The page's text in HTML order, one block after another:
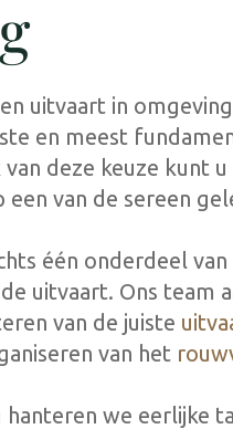
uitvaart in
en meest
deze keuze kunt
van de sereen
één onderdeel
uitvaart. Ons team
van de juiste
van het
we eerlijke